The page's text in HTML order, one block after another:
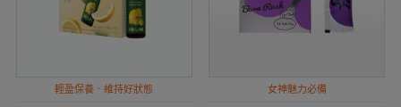
輕盈保養．維持好狀態 女神魅力必備